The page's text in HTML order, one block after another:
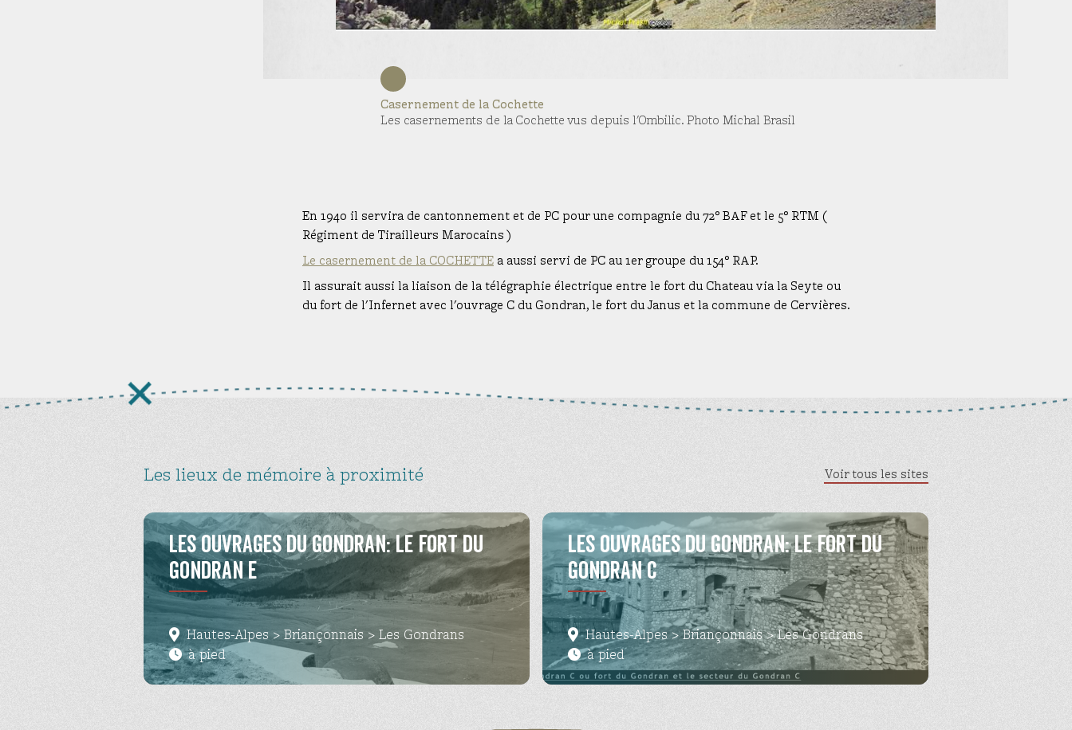
Casernement de la Cochette
Les casernements de la Cochette vus depuis l'Ombilic. Photo Michal Brasil
En 1940 il servira de cantonnement et de PC pour une compagnie du 72° BAF et le 5° RTM (
Régiment de Tirailleurs Marocains )
Le casernement de la COCHETTEa aussi servi de PC au 1er groupe du 154° RAP.
Il assurait aussi la liaison de la télégraphie électrique entre le fort du Chateau via la Seyte ou
du fort de l'Infernet avec l'ouvrage C du Gondran, le fort du Janus et la commune de Cervières.
Les lieux de mémoire à proximité Voir tous les sites
Les ouvrages du Gondran: Le fort du
Gondran E
Hautes-Alpes > Briançonnais > Les Gondrans
à pied
Les ouvrages du Gondran: Le fort du
Gondran C
Hautes-Alpes > Briançonnais > Les Gondrans
à pied